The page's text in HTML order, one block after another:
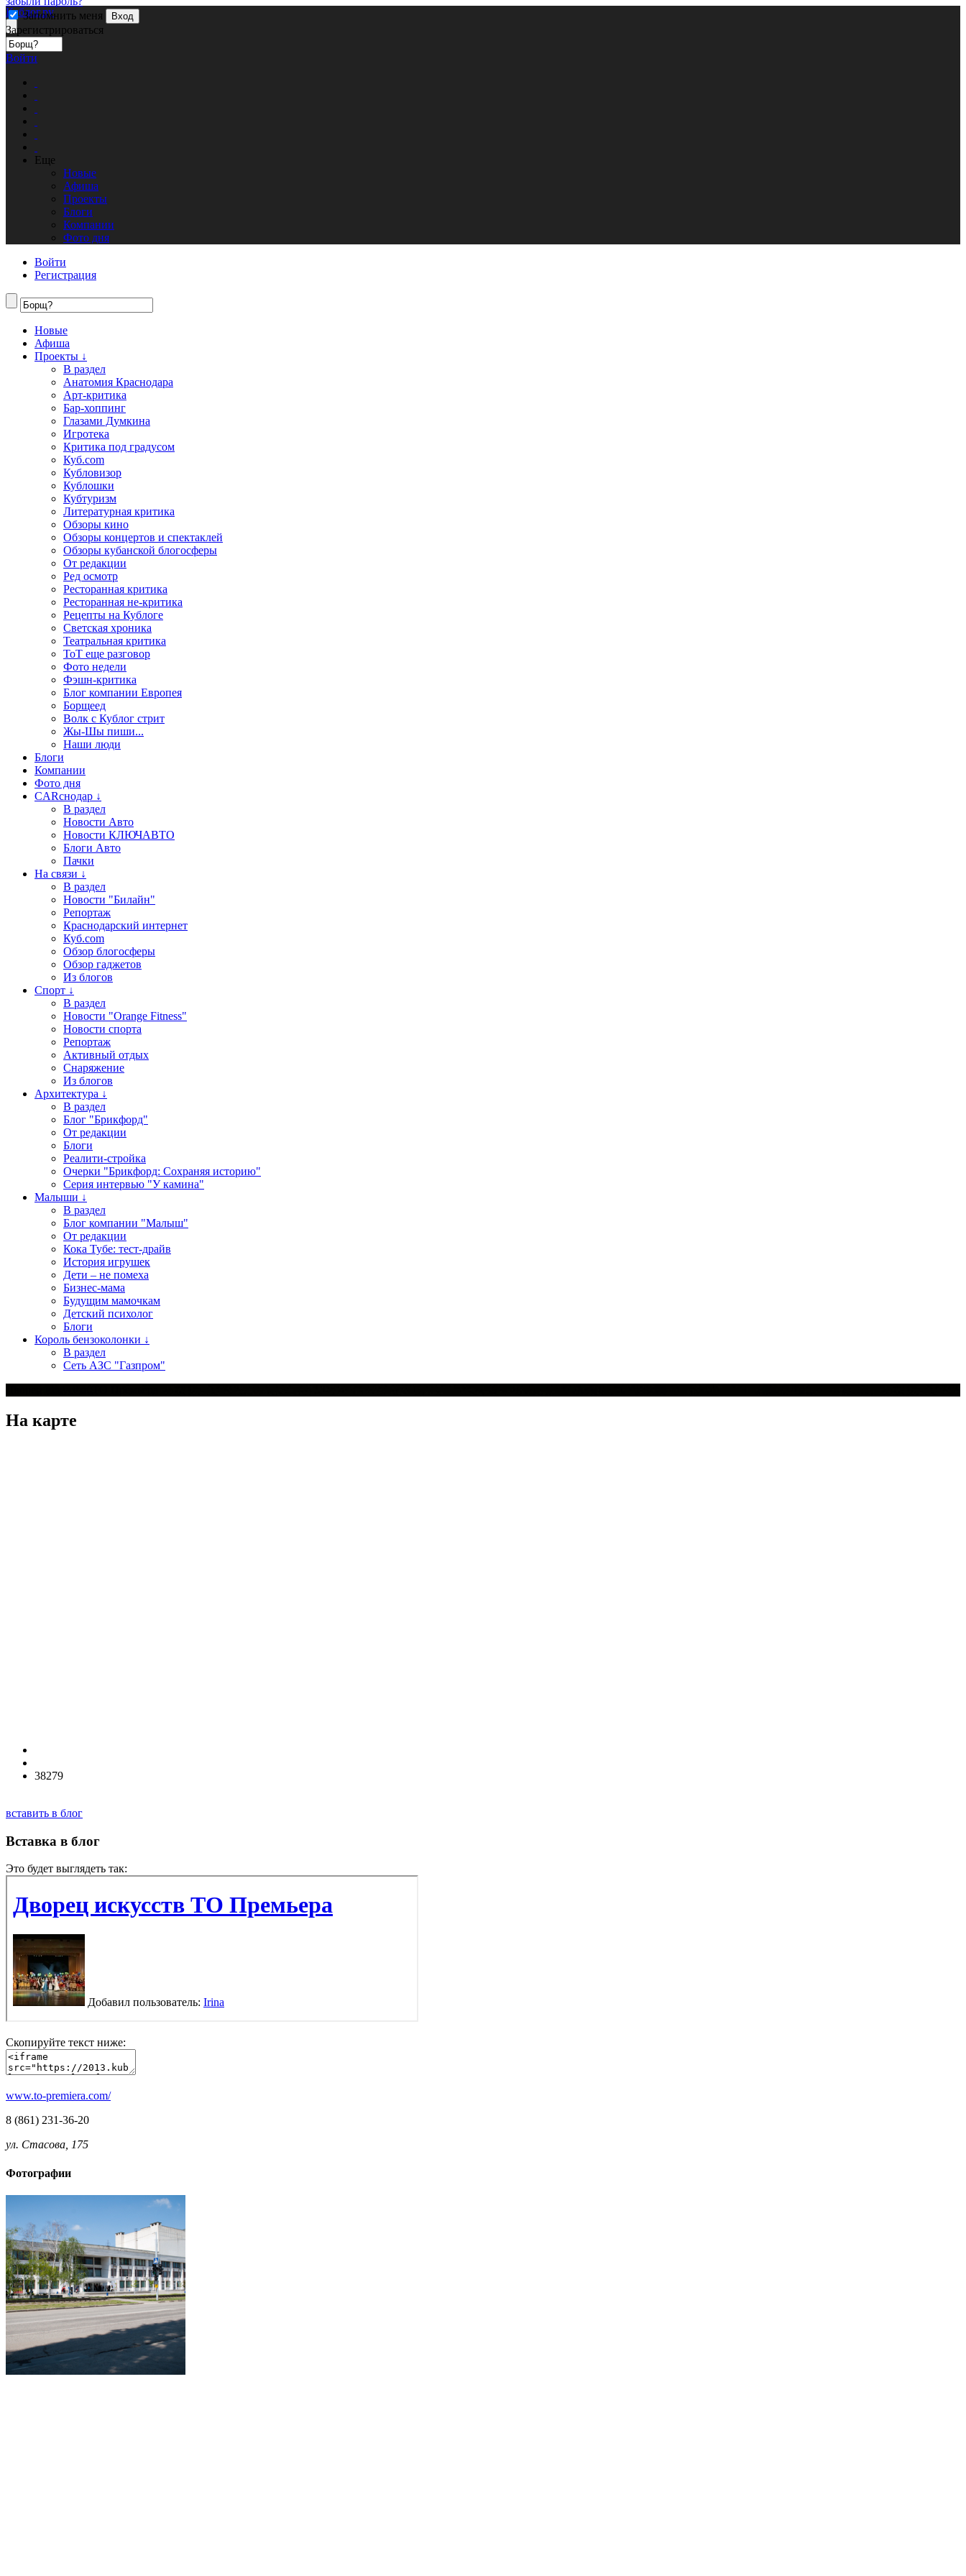
Запомнить меня
Вход
Зарегистрироваться
Кублог.ру
Войти
Еще
Новые
Афиша
Проекты
Блоги
Компании
Фото дня
Войти
Регистрация
Новые
Афиша
Проекты ↓
В раздел
Анатомия Краснодара
Арт-критика
Бар-хоппинг
Глазами Думкина
Игротека
Критика под градусом
Куб.com
Кубловизор
Кублошки
Кубтуризм
Литературная критика
Обзоры кино
Обзоры концертов и спектаклей
Обзоры кубанской блогосферы
От редакции
Ред осмотр
Ресторанная критика
Ресторанная не-критика
Рецепты на Кублоге
Светская хроника
Театральная критика
ТоТ еще разговор
Фото недели
Фэшн-критика
Блог компании Европея
Борщеед
Волк с Кублог стрит
Жы-Шы пиши...
Наши люди
Блоги
Компании
Фото дня
CARснодар ↓
В раздел
Новости Авто
Новости КЛЮЧАВТО
Блоги Авто
Пачки
На связи ↓
В раздел
Новости "Билайн"
Репортаж
Краснодарский интернет
Куб.com
Обзор блогосферы
Обзор гаджетов
Из блогов
Спорт ↓
В раздел
Новости "Orange Fitness"
Новости спорта
Репортаж
Активный отдых
Снаряжение
Из блогов
Архитектура ↓
В раздел
Блог "Брикфорд"
От редакции
Блоги
Реалити-стройка
Очерки "Брикфорд: Сохраняя историю"
Серия интервью "У камина"
Малыши ↓
В раздел
Блог компании "Малыш"
От редакции
Кока Тубе: тест-драйв
История игрушек
Дети – не помеха
Бизнес-мама
Будущим мамочкам
Детский психолог
Блоги
Король бензоколонки ↓
В раздел
Сеть АЗС "Газпром"
На карте
38279
вставить в блог
Вставка в блог
Это будет выглядеть так:
Скопируйте текст ниже:
www.to-premiera.com/
8 (861) 231-36-20
ул. Стасова, 175
Фотографии